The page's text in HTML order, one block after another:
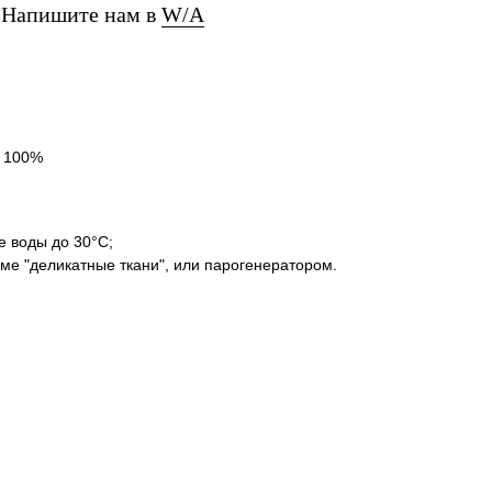
Напишите нам в W/A
100%
воды до 30°C;
"деликатные ткани", или парогенератором.